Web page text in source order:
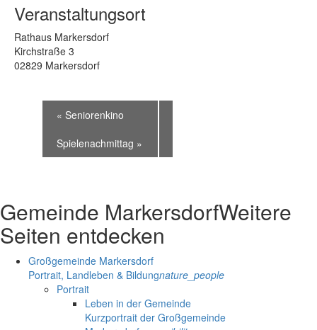
Veranstaltungsort
Rathaus Markersdorf
Kirchstraße 3
02829 Markersdorf
« Seniorenkino
Spielenachmittag »
Gemeinde MarkersdorfWeitere
Seiten entdecken
Großgemeinde Markersdorf
Portrait, Landleben & Bildungnature_people
Portrait
Leben in der Gemeinde
Kurzportrait der Großgemeinde